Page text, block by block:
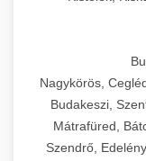
Nagykörös,
Budakeszi,
Mátrafüred,
Szendrő,